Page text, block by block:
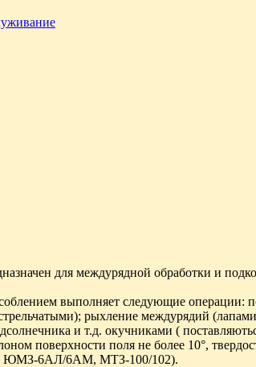
для междурядной обработки и
выполняет следующие операции:
рыхление междурядий
и т.д. окучниками (
поверхности поля не более 10°,
82, ЮМЗ-6АЛ/6АМ, МТЗ-100/102).